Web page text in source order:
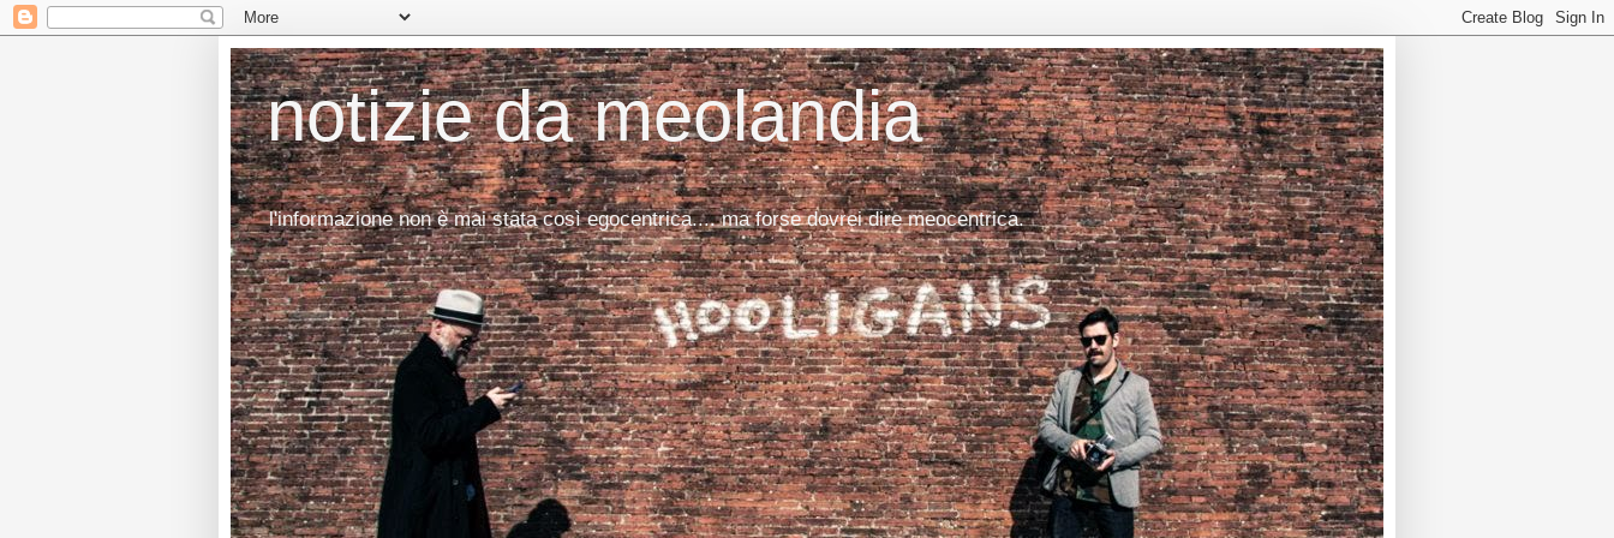
notizie da meolandia
l'informazione non è mai stata così egocentrica.... ma forse dovrei dire meocentrica.